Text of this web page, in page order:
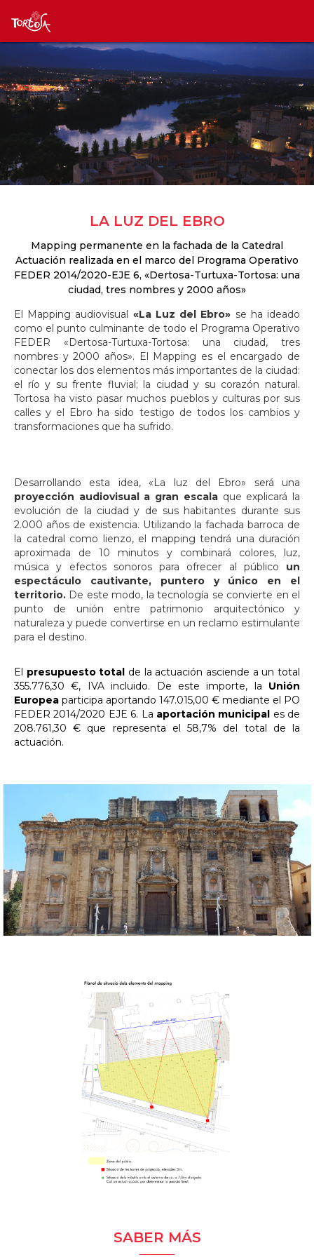
LA LUZ DEL EBRO
Mapping permanente en la fachada de la Catedral
Actuación realizada en el marco del Programa Operativo
FEDER 2014/2020-EJE 6, «Dertosa-Turtuxa-Tortosa: una
ciudad, tres nombres y 2000 años»
El Mapping audiovisual «La Luz del Ebro» se ha ideado
como el punto culminante de todo el Programa Operativo
FEDER «Dertosa-Turtuxa-Tortosa: una ciudad, tres
nombres y 2000 años». El Mapping es el encargado de
conectar los dos elementos más importantes de la ciudad:
el río y su frente fluvial; la ciudad y su corazón natural.
Tortosa ha visto pasar muchos pueblos y culturas por sus
calles y el Ebro ha sido testigo de todos los cambios y
transformaciones que ha sufrido.
Desarrollando esta idea, «La luz del Ebro» será una
proyección audiovisual a gran escalaque explicará la
evolución de la ciudad y de sus habitantes durante sus
2.000 años de existencia. Utilizando la fachada barroca de
la catedral como lienzo, el mapping tendrá una duración
aproximada de 10 minutos y combinará colores, luz,
música y efectos sonoros para ofrecer al público un
espectáculo cautivante, puntero y único en el
territorio. De este modo, la tecnología se convierte en el
punto de unión entre patrimonio arquitectónico y
naturaleza y puede convertirse en un reclamo estimulante
para el destino.
El presupuesto total de la actuación asciende a un total
355.776,30 €, IVA incluido. De este importe, la Unión
Europea participa aportando 147.015,00 € mediante el PO
FEDER 2014/2020 EJE 6. La aportación municipal es de
208.761,30 € que representa el 58,7% del total de la
actuación.
SABER MÁS